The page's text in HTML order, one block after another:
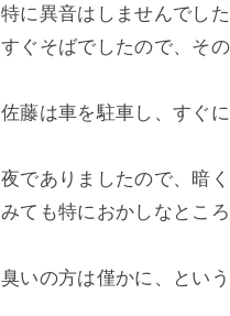
特に異音はしませんでし
すぐそばでしたので、そ
佐藤は車を駐車し、すぐ
夜でありましたので、暗
みても特におかしなとこ
臭いの方は僅かに、という